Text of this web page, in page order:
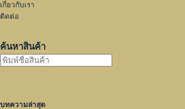
เกี่ยวกับเรา
ติดต่อ
ค้นหาสินค้า
บทความล่าสุด